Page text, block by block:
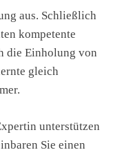
aus. Schließlich
kompetente
die Einholung von
gleich
unterstützen
Sie einen